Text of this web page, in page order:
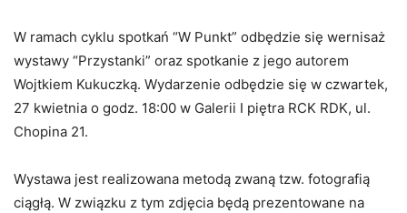
W ramach cyklu spotkań “W Punkt” odbędzie się wernisaż
wystawy “Przystanki” oraz spotkanie z jego autorem
Wojtkiem Kukuczką. Wydarzenie odbędzie się w czwartek,
27 kwietnia o godz. 18:00 w Galerii I piętra RCK RDK, ul.
Chopina 21.
Wystawa jest realizowana metodą zwaną tzw. fotografią
ciągłą. W związku z tym zdjęcia będą prezentowane na